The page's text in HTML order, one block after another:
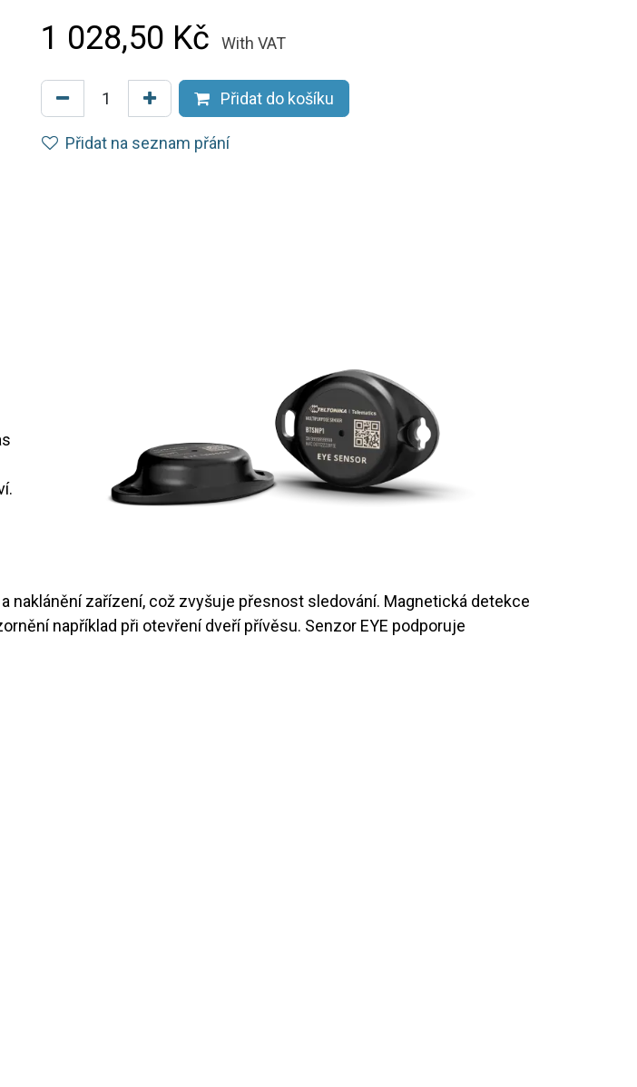
1 028,50 Kč With VAT
Přidat do košíku
Přidat na seznam přání
zařízení, což zvyšuje přesnost sledování. Magnetická detekce
například při otevření dveří přívěsu. Senzor EYE podporuje